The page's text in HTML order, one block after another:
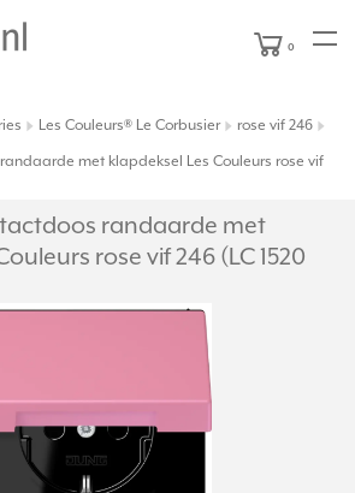
0
Les Couleurs® Le Corbusier rose vif 246
met klapdeksel Les Couleurs rose vif
randaarde met
rose vif 246 (LC 1520